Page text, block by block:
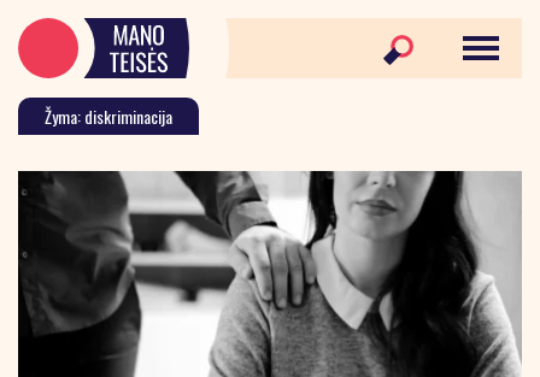
Žyma: diskriminacija